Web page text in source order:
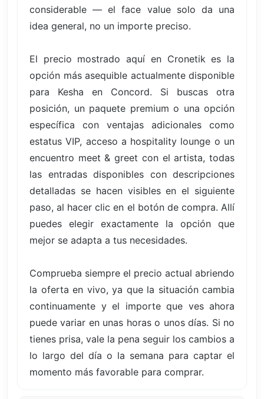
considerable — el face value solo da una
idea general, no un importe preciso.
El precio mostrado aquí en Cronetik es la
opción más asequible actualmente disponible
para Kesha en Concord. Si buscas otra
posición, un paquete premium o una opción
específica con ventajas adicionales como
estatus VIP, acceso a hospitality lounge o un
encuentro meet & greet con el artista, todas
las entradas disponibles con descripciones
detalladas se hacen visibles en el siguiente
paso, al hacer clic en el botón de compra. Allí
puedes elegir exactamente la opción que
mejor se adapta a tus necesidades.
Comprueba siempre el precio actual abriendo
la oferta en vivo, ya que la situación cambia
continuamente y el importe que ves ahora
puede variar en unas horas o unos días. Si no
tienes prisa, vale la pena seguir los cambios a
lo largo del día o la semana para captar el
momento más favorable para comprar.